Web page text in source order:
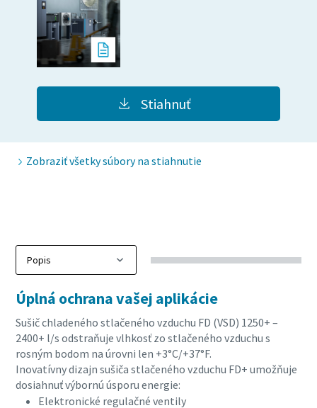
10 krokov k ekologickej a efektívnejšej výrobe
stlačeného vzduchu
Zistiť
Stiahnuť
Zobraziť všetky súbory na stiahnutie
Úplná ochrana vašej aplikácie
Sušič chladeného stlačeného vzduchu FD (VSD) 1250+ –
2400+ l/s odstraňuje vlhkosť zo stlačeného vzduchu s
rosným bodom na úrovni len +3°C/+37°F.
Inovatívny dizajn sušiča stlačeného vzduchu FD+ umožňuje
dosiahnuť výbornú úsporu energie:
Elektronické regulačné ventily